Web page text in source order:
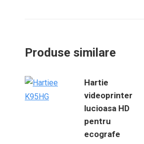
Produse similare
Hartie
videoprinter
lucioasa HD
pentru
ecografe